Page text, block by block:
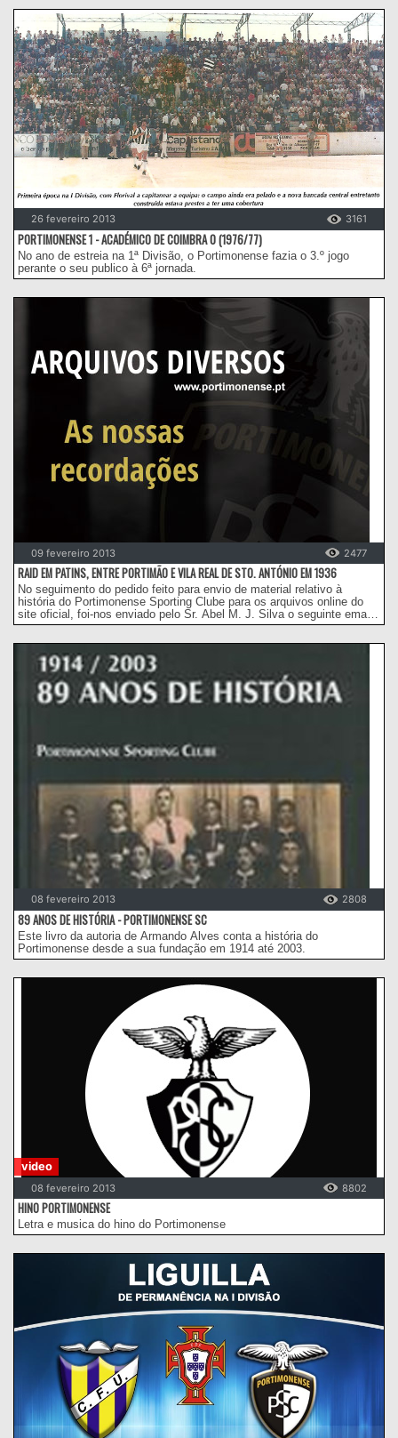
26 fevereiro 2013 3161
PORTIMONENSE 1 - ACADÉMICO DE COIMBRA 0 (1976/77)
No ano de estreia na 1ª Divisão, o Portimonense fazia o 3.º jogo
perante o seu publico à 6ª jornada.
09 fevereiro 2013 2477
RAID EM PATINS, ENTRE PORTIMÃO E VILA REAL DE STO. ANTÓNIO EM 1936
No seguimento do pedido feito para envio de material relativo à
história do Portimonense Sporting Clube para os arquivos online do
site oficial, foi-nos enviado pelo Sr. Abel M. J. Silva o seguinte email
com o documento em anexo:
08 fevereiro 2013 2808
89 ANOS DE HISTÓRIA - PORTIMONENSE SC
Este livro da autoria de Armando Alves conta a história do
Portimonense desde a sua fundação em 1914 até 2003.
video
08 fevereiro 2013 8802
HINO PORTIMONENSE
Letra e musica do hino do Portimonense